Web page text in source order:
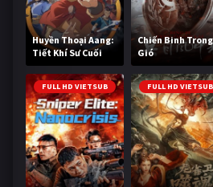
Huyền Thoại Aang:
Tiết Khí Sư Cuối
Cùng
Chiến Binh Trong
Gió
FULL HD VIETSUB FULL HD VIETSUB